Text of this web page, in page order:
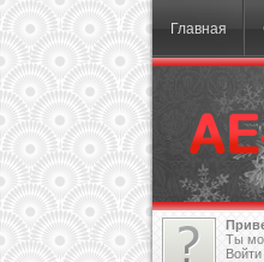
Главная
Ты
Войти